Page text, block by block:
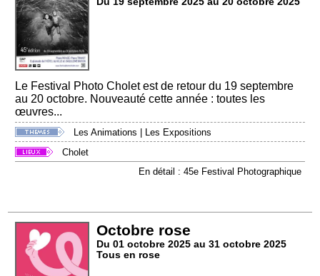
Le Festival Photo Cholet est de retour du 19 septembre
au 20 octobre. Nouveauté cette année : toutes les
œuvres...
Les Animations
Les Expositions
Cholet
En détail : 45e Festival Photographique
Octobre rose
Du 01 octobre 2025 au 31 octobre 2025
Tous en rose